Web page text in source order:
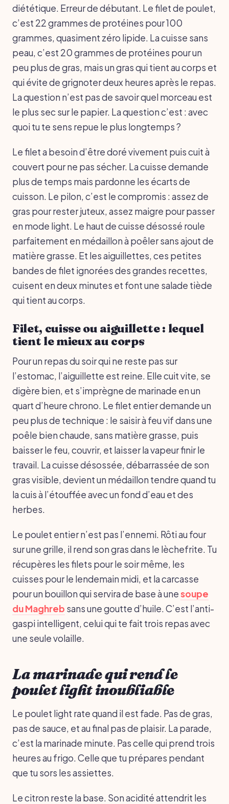
diététique. Erreur de débutant. Le filet de poulet,
c’est 22 grammes de protéines pour 100
grammes, quasiment zéro lipide. La cuisse sans
peau, c’est 20 grammes de protéines pour un
peu plus de gras, mais un gras qui tient au corps et
qui évite de grignoter deux heures après le repas.
La question n’est pas de savoir quel morceau est
le plus sec sur le papier. La question c’est : avec
quoi tu te sens repue le plus longtemps ?
Le filet a besoin d’être doré vivement puis cuit à
couvert pour ne pas sécher. La cuisse demande
plus de temps mais pardonne les écarts de
cuisson. Le pilon, c’est le compromis : assez de
gras pour rester juteux, assez maigre pour passer
en mode light. Le haut de cuisse désossé roule
parfaitement en médaillon à poêler sans ajout de
matière grasse. Et les aiguillettes, ces petites
bandes de filet ignorées des grandes recettes,
cuisent en deux minutes et font une salade tiède
qui tient au corps.
Filet, cuisse ou aiguillette : lequel
tient le mieux au corps
Pour un repas du soir qui ne reste pas sur
l’estomac, l’aiguillette est reine. Elle cuit vite, se
digère bien, et s’imprègne de marinade en un
quart d’heure chrono. Le filet entier demande un
peu plus de technique : le saisir à feu vif dans une
poêle bien chaude, sans matière grasse, puis
baisser le feu, couvrir, et laisser la vapeur finir le
travail. La cuisse désossée, débarrassée de son
gras visible, devient un médaillon tendre quand tu
la cuis à l’étouffée avec un fond d’eau et des
herbes.
Le poulet entier n’est pas l’ennemi. Rôti au four
sur une grille, il rend son gras dans le lèchefrite. Tu
récupères les filets pour le soir même, les
cuisses pour le lendemain midi, et la carcasse
pour un bouillon qui servira de base à unesoupe
du Maghreb sans une goutte d’huile. C’est l’anti-
gaspi intelligent, celui qui te fait trois repas avec
une seule volaille.
La marinade qui rend le
poulet light inoubliable
Le poulet light rate quand il est fade. Pas de gras,
pas de sauce, et au final pas de plaisir. La parade,
c’est la marinade minute. Pas celle qui prend trois
heures au frigo. Celle que tu prépares pendant
que tu sors les assiettes.
Le citron reste la base. Son acidité attendrit les